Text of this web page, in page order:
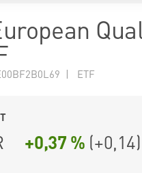
| ETF
+0,37 % (+0,14)